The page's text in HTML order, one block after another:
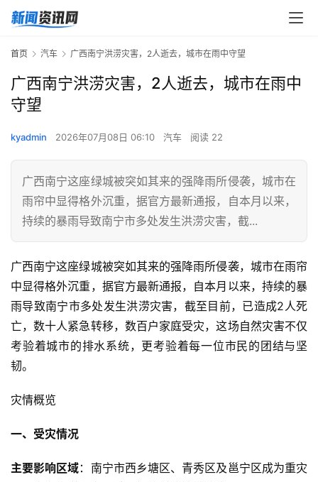
首页 汽车 广西南宁洪涝灾害，2人逝去，城市在雨中守望
广西南宁洪涝灾害，2人逝去，城市在雨中
守望
kyadmin 2026年07月08日 06:10 汽车 阅读 22
广西南宁这座绿城被突如其来的强降雨所侵袭，城市在
雨帘中显得格外沉重，据官方最新通报，自本月以来，
持续的暴雨导致南宁市多处发生洪涝灾害，截...
广西南宁这座绿城被突如其来的强降雨所侵袭，城市在雨帘
中显得格外沉重，据官方最新通报，自本月以来，持续的暴
雨导致南宁市多处发生洪涝灾害，截至目前，已造成2人死
亡，数十人紧急转移，数百户家庭受灾，这场自然灾害不仅
考验着城市的排水系统，更考验着每一位市民的团结与坚
韧。
灾情概览
一、受灾情况
主要影响区域：南宁市西乡塘区、青秀区及邕宁区成为重灾